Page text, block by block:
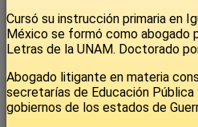
Cursó su instrucción primaria en
México se formó como abogado
Letras de la UNAM. Doctorado
Abogado litigante en materia
secretarías de Educación Pública
gobiernos de los estados de